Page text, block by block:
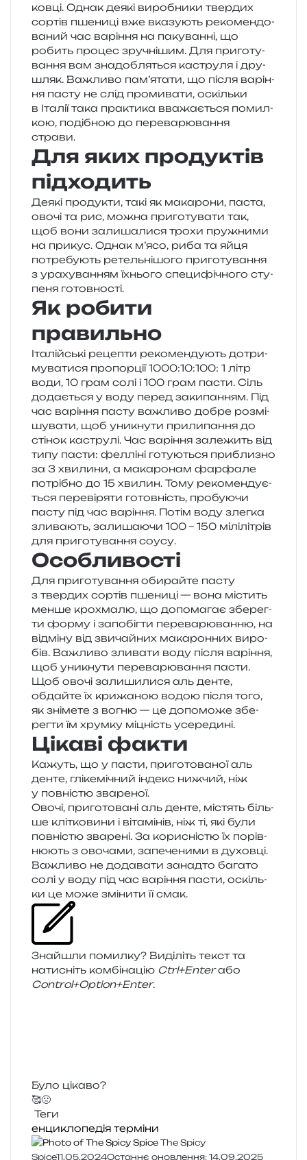
ков­ці. Однак деякі виро­бни­ки твер­дих
сор­тів пше­ни­ці вже вка­зу­ють реко­мен­до­
ва­ний час варі­н­ня на паку­ван­ні, що
робить про­цес зру­чні­шим. Для при­го­ту­
ва­н­ня вам зна­до­бля­ться кастру­ля і дру­
шляк. Важливо пам’я­та­ти, що після варі­н­
ня пасту не слід про­ми­ва­ти, оскіль­ки
в Італії така пра­кти­ка вва­жа­є­ться помил­
кою, поді­бною до пере­ва­рю­ва­н­ня
страви.
Для яких продуктів
підходить
Деякі про­ду­кти, такі як мака­ро­ни, паста,
овочі та рис, можна при­го­ту­ва­ти так,
щоб вони зали­ша­ли­ся трохи пру­жни­ми
на при­кус. Однак м’ясо, риба та яйця
потре­бу­ють ретель­ні­шо­го при­го­ту­ва­н­ня
з ура­ху­ва­н­ням їхньо­го спе­ци­фі­чно­го сту­
пе­ня готовності.
Як робити
правильно
Італійські реце­пти реко­мен­ду­ють дотри­
му­ва­ти­ся про­пор­ції 1000:10:100: 1 літр
води, 10 грам солі і 100 грам пасти. Сіль
дода­є­ться у воду перед заки­па­н­ням. Під
час варі­н­ня пасту важли­во добре роз­мі­
шу­ва­ти, щоб уни­кну­ти при­ли­па­н­ня до
сті­нок кастру­лі. Час варі­н­ня зале­жить від
типу пасти: фел­лі­ні готу­ю­ться при­бли­зно
за 3 хви­ли­ни, а мака­ро­нам фар­фа­ле
потрі­бно до 15 хви­лин. Тому реко­мен­ду­є­
ться пере­ві­ря­ти готов­ність, про­бу­ю­чи
пасту під час варі­н­ня. Потім воду злег­ка
зли­ва­ють, зали­ша­ю­чи 100 – 150 мілі­лі­трів
для при­го­ту­ва­н­ня соусу.
Особливості
Для при­го­ту­ва­н­ня оби­рай­те пасту
з твер­дих сор­тів пше­ни­ці — вона містить
менше кро­хма­лю, що допо­ма­гає збе­рег­
ти форму і запо­біг­ти пере­ва­рю­ван­ню, на
від­мі­ну від зви­чай­них мака­рон­них виро­
бів. Важливо зли­ва­ти воду після варі­н­ня,
щоб уни­кну­ти пере­ва­рю­ва­н­ня пасти.
Щоб овочі зали­ши­ли­ся аль денте,
обдай­те їх кри­жа­ною водою після того,
як зні­ме­те з вогню — це допо­мо­же збе­
рег­ти їм хрум­ку міцність усередині.
Цікаві факти
Кажуть, що у пасти, при­го­то­ва­ної аль
денте, глі­ке­мі­чний індекс ниж­чий, ніж
у пов­ні­стю звареної.
Овочі, при­го­то­ва­ні аль денте, містять біль­
ше клі­тко­ви­ни і віта­мі­нів, ніж ті, які були
пов­ні­стю зва­ре­ні. За кори­сні­стю їх порів­
ню­ють з ово­ча­ми, запе­че­ни­ми в духовці.
Важливо не дода­ва­ти занад­то бага­то
солі у воду під час варі­н­ня пасти, оскіль­
ки це може змі­ни­ти її смак.
Знайшли помил­ку? Виділіть текст та
нати­сніть ком­бі­на­цію Ctrl+Enterабо
Control+Option+Enter.
Було цікаво?
🥰🤢
Теги
енциклопедія терміни
The Spicy
Spice11.05.2024Останнє оновлення: 14.09.2025